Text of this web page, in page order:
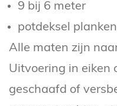
9 bij 6 meter
potdeksel planken
Alle maten zijn
Uitvoering in eiken
geschaafd of